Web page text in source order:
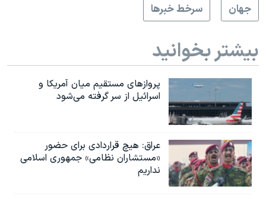
جهان
سرخط خبرها
بیشتر بخوانید
پروازهای مستقیم میان آمریکا و
اسرائیل از سر گرفته می‌شود
عراق: هیچ قراردادی برای حضور
«مستشاران نظامی» جمهوری اسلامی
نداریم